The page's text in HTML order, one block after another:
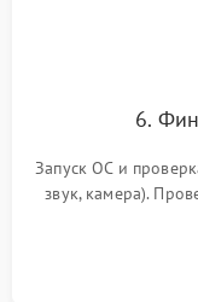
6.
Запуск ОС и
звук, камера).
для контроля